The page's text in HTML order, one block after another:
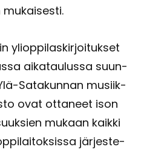
yli­op­pi­las­kir­joi­tuk­set
ai­ka­tau­lus­sa suun­
​Satakunnan musiik­
ovat ot­ta­neet ison
mu­kaan kaik­ki
jär­jes­te­